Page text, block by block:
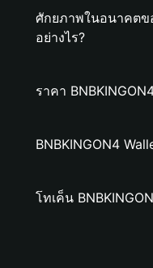
ศักยภาพในอนาคตข
อย่างไร?
ราคา
BNBKINGON4
โทเค็น